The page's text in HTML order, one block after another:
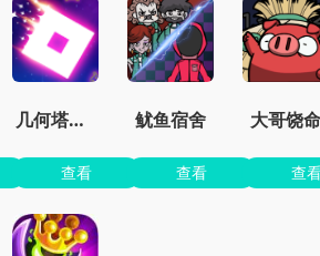
几何塔防内置菜单版
查看
鱿鱼宿舍
查看
大哥饶命
查